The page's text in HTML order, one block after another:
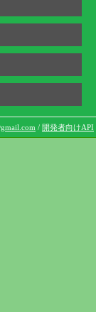
/ 開発者向けAPI